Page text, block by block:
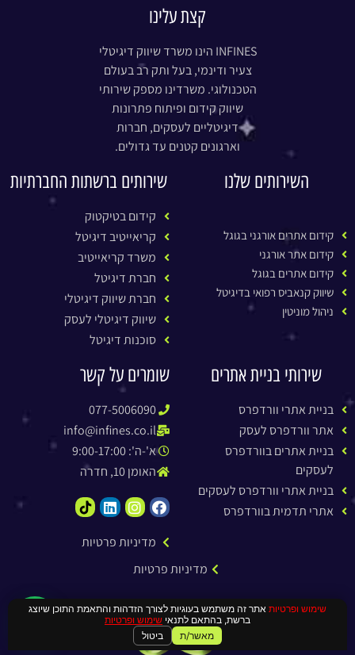
שימוש ופרטיות אתר זה משתמש בעוגיות לצורך הזדהות והתאמת התוכן שיוצג
ברשת, בהתאם לתנאי שימוש ופרטיות
מאשר/ת
ביטול
קצת עלינו
INFINES הינו משרד שיווק דיגיטלי
צעיר ודינמי, בעל ותק רב בעולם
הטכנולוגי. משרדינו מספק שירותי
שיווק קידום ופיתוח פתרונות
דיגיטליים לעסקים, חברות
וארגונים קטנים עד גדולים.
השירותים שלנו
קידום אתרים אורגני בגוגל
קידום אתר אורגני
קידום אתרים בגוגל
שיווק קנאביס רפואי בדיגיטל
ניהול מוניטין
שירותים ברשתות החברתיות
קידום בטיקטוק
קריאייטיב דיגיטל
משרד קריאייטיב
חברת דיגיטל
חברת שיווק דיגיטלי
שיווק דיגיטלי לעסק
סוכנות דיגיטל
שירותי בניית אתרים
בניית אתרי וורדפרס
אתר וורדפרס לעסק
בניית אתרים בוורדפרס
לעסקים
בניית אתרי וורדפרס לעסקים
אתרי תדמית בוורדפרס
שומרים על קשר
077-5006090
info@infines.co.il
א'-ה': 9:00-17:00
האומן 10, חדרה
מדיניות פרטיות
מדיניות פרטיות